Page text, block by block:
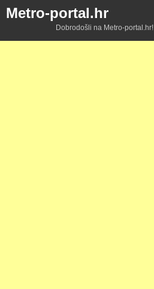
Metro-portal.hr
Dobrodošli na Metro-portal.hr!